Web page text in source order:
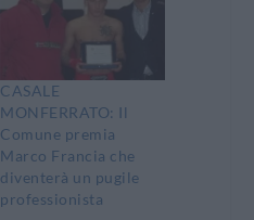
CASALE
MONFERRATO: Il
Comune premia
Marco Francia che
diventerà un pugile
professionista